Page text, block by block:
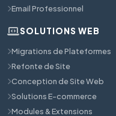
Email Professionnel
SOLUTIONS WEB
Migrations de Plateformes
Refonte de Site
Conception de Site Web
Solutions E-commerce
Modules & Extensions